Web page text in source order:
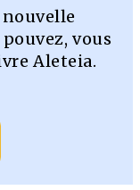
vous
Aleteia.